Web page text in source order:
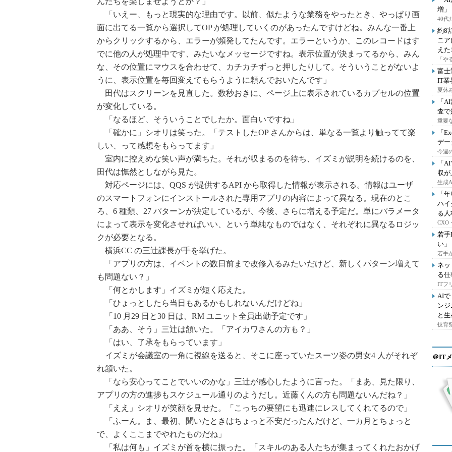
「いえー、もっと現実的な理由です。以前、似たような業務をやったとき、やっぱり画
面に出てる一覧から選択してOP が処理していくのがあったんですけどね。みんな一番上
からクリックするから、エラーが頻発してたんです。エラーというか、このレコードはす
でに他の人が処理中です、みたいなメッセージですね。表示位置が決まってるから、みん
な、その位置にマウスを合わせて、カチカチずっと押したりして。そういうことがないよ
うに、表示位置を毎回変えてもらうように頼んでおいたんです」
田代はスクリーンを見直した。数秒おきに、ページ上に表示されているカプセルの位置
が変化している。
「なるほど、そういうことでしたか。面白いですね」
「確かに」シオリは笑った。「テストしたOP さんからは、単なる一覧より触ってて楽
しい、って感想をもらってます」
室内に控えめな笑い声が満ちた。それが収まるのを待ち、イズミが説明を続けるのを、
田代は憮然としながら見た。
対応ページには、QQS が提供するAPI から取得した情報が表示される。情報はユーザ
のスマートフォンにインストールされた専用アプリの内容によって異なる。現在のとこ
ろ、6 種類、27 パターンが決定しているが、今後、さらに増える予定だ。単にパラメータ
によって表示を変化させればいい、という単純なものではなく、それぞれに異なるロジッ
クが必要となる。
横浜CC の三辻課長が手を挙げた。
「アプリの方は、イベントの数日前まで改修入るみたいだけど、新しくパターン増えて
も問題ない？」
「何とかします」イズミが短く応えた。
「ひょっとしたら当日もあるかもしれないんだけどね」
「10 月29 日と30 日は、RM ユニット全員出勤予定です」
「ああ、そう」三辻は頷いた。「アイカワさんの方も？」
「はい、了承をもらっています」
イズミが会議室の一角に視線を送ると、そこに座っていたスーツ姿の男女4 人がそれぞ
れ頷いた。
「なら安心ってことでいいのかな」三辻が感心したように言った。「まあ、見た限り、
アプリの方の進捗もスケジュール通りのようだし。近藤くんの方も問題ないんだね？」
「ええ」シオリが笑顔を見せた。「こっちの要望にも迅速にレスしてくれてるので」
「ふーん。ま、最初、聞いたときはちょっと不安だったんだけど、一カ月とちょっと
で、よくここまでやれたものだね」
「私は何も」イズミが首を横に振った。「スキルのある人たちが集まってくれたおかげ
増
40代
約8
ニ
え
「
富
IT業
夏休
「
査で
重要
「
デー
今週
「
収
生成
「
ハイ
る
CXO
若手
い
若手
ネ
る
ITフ
AI
ン
と
技育
＠IT